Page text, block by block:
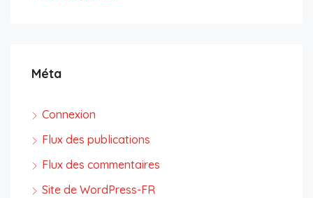
Méta
Connexion
Flux des publications
Flux des commentaires
Site de WordPress-FR